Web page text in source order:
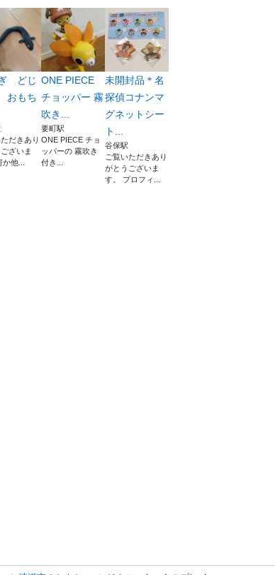
どじ
おもち
だきあり
ざいま
他...
ONE PIECE
チョッパー 霧
吹き...
要町駅
ONE PIECE チョ
ッパーの 霧吹き
付き...
未開封品＊名
探偵コナンマ
グネットシー
ト...
谷保駅
ご覧いただきあり
がとうございま
す。 プロフィ...